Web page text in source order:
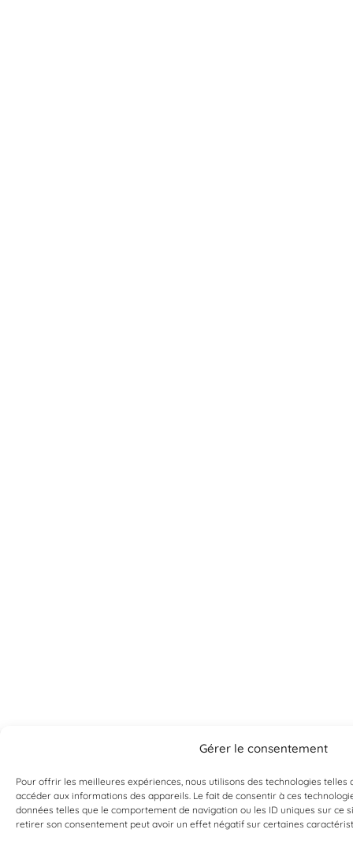
Gérer le consentement
Pour offrir les meilleures expériences, nous utilisons des technologies
accéder aux informations des appareils. Le fait de consentir à ces
données telles que le comportement de navigation ou les ID uniques sur ce
retirer son consentement peut avoir un effet négatif sur certaines
Can't find what you're looking for?
If it exists, we probably have it. Contact us, and we’ll prove it